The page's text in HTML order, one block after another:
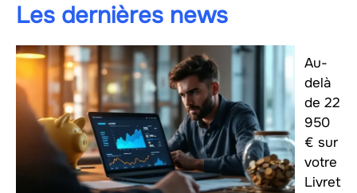
Les dernières news
Au-
delà
de 22
950
€ sur
votre
Livret